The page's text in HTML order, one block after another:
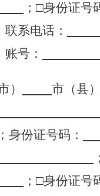
； □身份证号
联系电话 ：
账号 ：
） 市（县）
； 身份证号码：
；
； □身份证号